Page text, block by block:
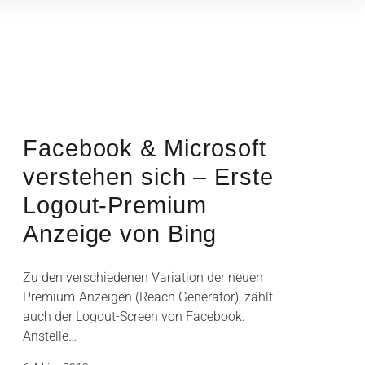
Facebook & Microsoft
verstehen sich – Erste
Logout-Premium
Anzeige von Bing
Zu den verschiedenen Variation der neuen
Premium-Anzeigen (Reach Generator), zählt
auch der Logout-Screen von Facebook.
Anstelle…